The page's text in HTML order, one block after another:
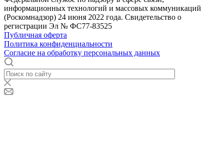
информационных технологий и массовых коммуникаций
(Роскомнадзор) 24 июня 2022 года. Свидетельство о
регистрации Эл № ФС77-83525
Публичная оферта
Политика конфиденциальности
Согласие на обработку персональных данных